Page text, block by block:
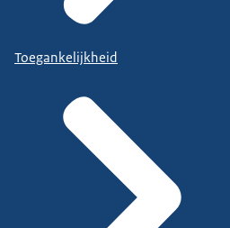
Toegankelijkheid